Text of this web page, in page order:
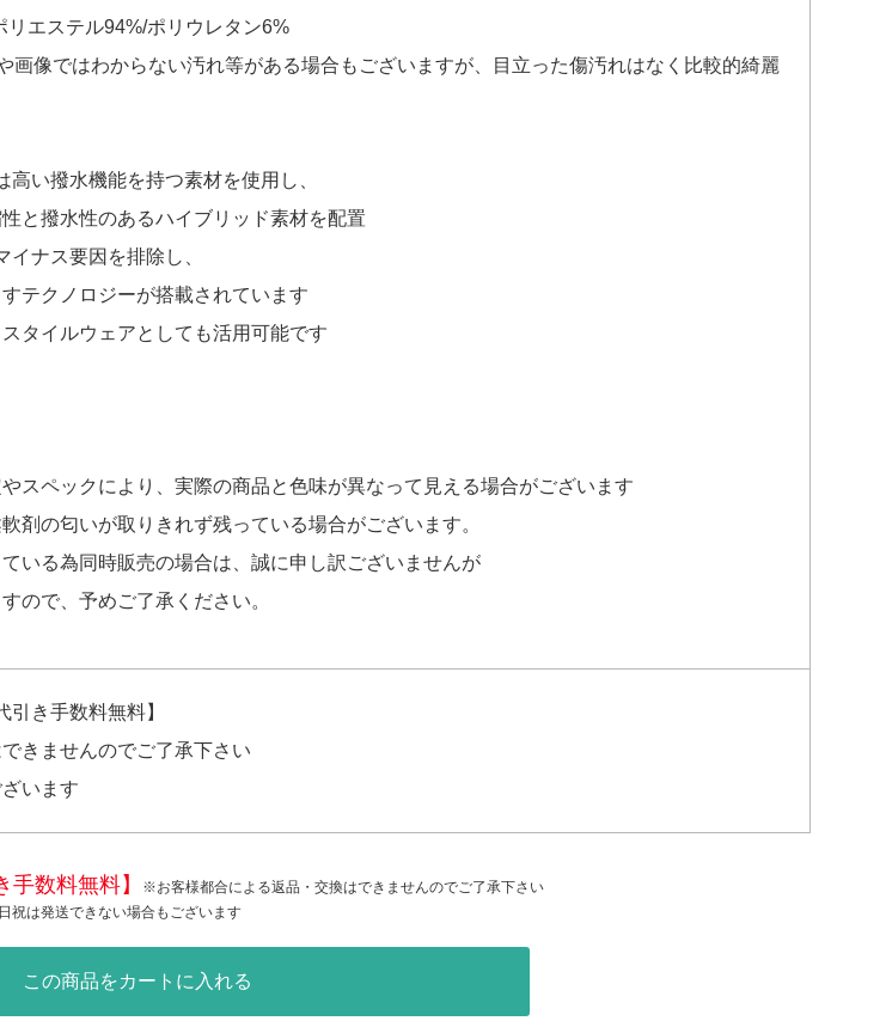
StANDREWS 半袖
ます！
エステル94%/ポリウレタン6%
画像ではわからない汚れ等がある場合もございますが、目立った傷汚れはなく比較的綺麗
い撥水機能を持つ素材を使用し、
と撥水性のあるハイブリッド素材を配置
ナス要因を排除し、
テクノロジーが搭載されています
タイルウェアとしても活用可能です
スペックにより、実際の商品と色味が異なって見える場合がございます
剤の匂いが取りきれず残っている場合がございます。
いる為同時販売の場合は、誠に申し訳ございませんが
ので、予めご了承ください。
引き手数料無料】
きませんのでご了承下さい
います
手数料無料】
※お客様都合による返品・交換はできませんのでご了承下さい
祝は発送できない場合もございます
この商品をカートに入れる